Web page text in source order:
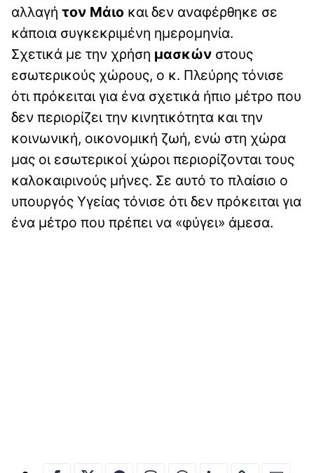
αλλαγή τον Μάιο και δεν αναφέρθηκε σε
κάποια συγκεκριμένη ημερομηνία.
Σχετικά με την χρήση μασκών στους
εσωτερικούς χώρους, ο κ. Πλεύρης τόνισε
ότι πρόκειται για ένα σχετικά ήπιο μέτρο που
δεν περιορίζει την κινητικότητα και την
κοινωνική, οικονομική ζωή, ενώ στη χώρα
μας οι εσωτερικοί χώροι περιορίζονται τους
καλοκαιρινούς μήνες. Σε αυτό το πλαίσιο ο
υπουργός Υγείας τόνισε ότι δεν πρόκειται για
ένα μέτρο που πρέπει να «φύγει» άμεσα.